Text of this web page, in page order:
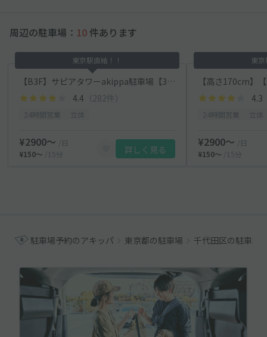
周辺の駐車場： 10 件あります
東京駅直結！！
【B3F】サピアタワーakippa駐車場【328・329・ 330・331】
4.4 （282件）
¥2900〜
/日
¥150〜
/15分 詳しく見る
東
4.3
¥2900〜
/日
¥150〜
/15分
駐車場予約のアキッパ 東京都の駐車場 千代田区の駐車場